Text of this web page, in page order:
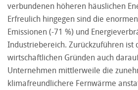
verbundenen höheren häuslichen
Erfreulich hingegen sind die
Emissionen (-71 %) und
Industriebereich. Zurückzuführen ist
wirtschaftlichen Gründen auch
Unternehmen mittlerweile die
klimafreundlichere Fernwärme